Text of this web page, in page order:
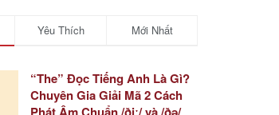
Yêu Thích Mới Nhất
“The” Đọc Tiếng Anh Là Gì?
Chuyên Gia Giải Mã 2 Cách